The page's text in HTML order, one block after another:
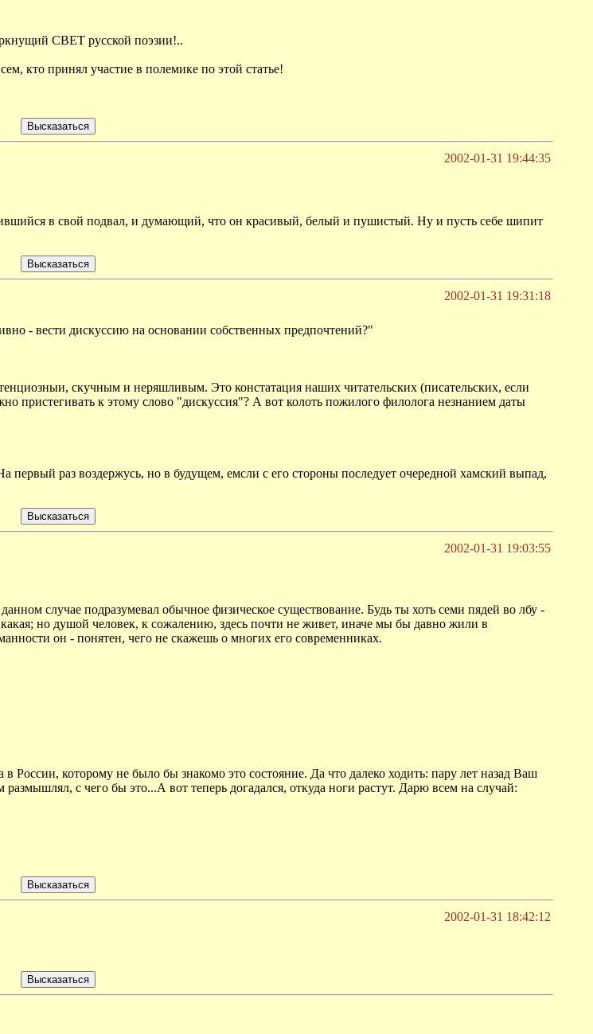
СВЕТ русской поэзии!..
кто принял участие в полемике по этой статье!
2002-01-31 19:44:35
в свой подвал, и думающий, что он красивый, белый и пушистый. Ну и пусть себе шипит
2002-01-31 19:31:18
- вести дискуссию на основании собственных предпочтений?"
скучным и неряшливым. Это констатация наших читательских (писательских, если
пристегивать к этому слово "дискуссия"? А вот колоть пожилого филолога незнанием даты
раз воздержусь, но в будущем, емсли с его стороны последует очередной хамский выпад,
2002-01-31 19:03:55
случае подразумевал обычное физическое существование. Будь ты хоть семи пядей во лбу -
но душой человек, к сожалению, здесь почти не живет, иначе мы бы давно жили в
он - понятен, чего не скажешь о многих его современниках.
которому не было бы знакомо это состояние. Да что далеко ходить: пару лет назад Ваш
с чего бы это...А вот теперь догадался, откуда ноги растут. Дарю всем на случай:
2002-01-31 18:42:12